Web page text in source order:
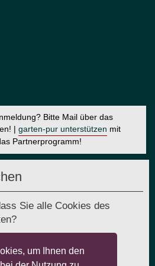
um Ihnen den
Bitte Mail über das
| garten-pur unterstützen mit
Partnerprogramm!
Sie alle Cookies des